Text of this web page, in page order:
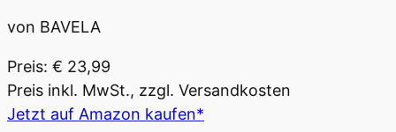
von BAVELA
Preis: € 23,99
Preis inkl. MwSt., zzgl. Versandkosten
Jetzt auf Amazon kaufen*